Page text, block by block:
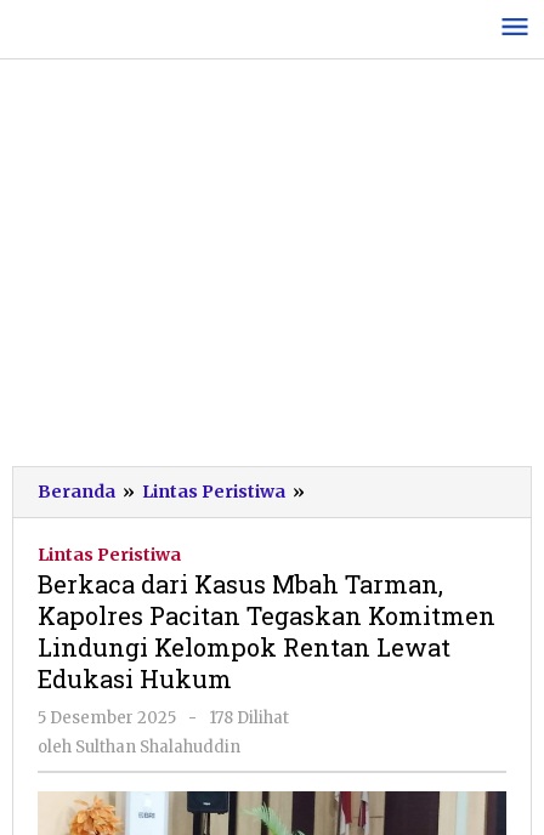
konten
Beranda » Lintas Peristiwa »
dari
Tarman,
Kapolres
Pacitan
Rentan
Lewat
Edukasi
Lintas Peristiwa
Berkaca dari Kasus Mbah Tarman,
Kapolres Pacitan Tegaskan Komitmen
Lindungi Kelompok Rentan Lewat
Edukasi Hukum
5 Desember 2025
oleh
Sulthan
-
178 Dilihat
oleh Sulthan Shalahuddin